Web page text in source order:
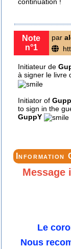
continuation !
Note
n°1
par
Initiateur de
à signer le livre
Initiator of
to sign in the
GuppY
Information
Message
Le
Nous